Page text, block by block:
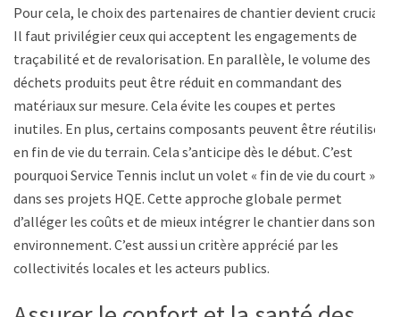
Pour cela, le choix des partenaires de chantier devient crucial.
Il faut privilégier ceux qui acceptent les engagements de
traçabilité et de revalorisation. En parallèle, le volume des
déchets produits peut être réduit en commandant des
matériaux sur mesure. Cela évite les coupes et pertes
inutiles. En plus, certains composants peuvent être réutilisés
en fin de vie du terrain. Cela s’anticipe dès le début. C’est
pourquoi Service Tennis inclut un volet « fin de vie du court »
dans ses projets HQE. Cette approche globale permet
d’alléger les coûts et de mieux intégrer le chantier dans son
environnement. C’est aussi un critère apprécié par les
collectivités locales et les acteurs publics.